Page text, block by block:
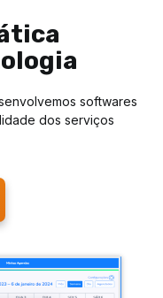
softwares
dos serviços